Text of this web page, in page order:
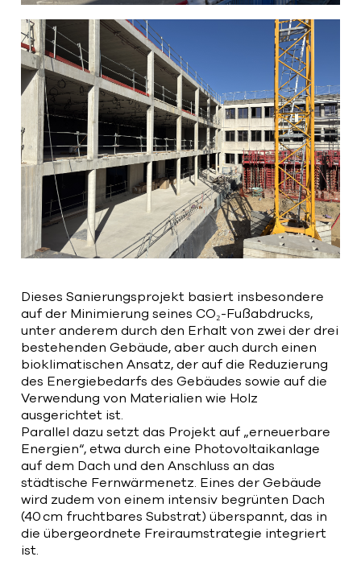
Dieses Sanierungsprojekt basiert insbesondere
auf der Minimierung seines CO₂-Fußabdrucks,
unter anderem durch den Erhalt von zwei der drei
bestehenden Gebäude, aber auch durch einen
bioklimatischen Ansatz, der auf die Reduzierung
des Energiebedarfs des Gebäudes sowie auf die
Verwendung von Materialien wie Holz
ausgerichtet ist.
Parallel dazu setzt das Projekt auf „erneuerbare
Energien“, etwa durch eine Photovoltaikanlage
auf dem Dach und den Anschluss an das
städtische Fernwärmenetz. Eines der Gebäude
wird zudem von einem intensiv begrünten Dach
(40 cm fruchtbares Substrat) überspannt, das in
die übergeordnete Freiraumstrategie integriert
ist.